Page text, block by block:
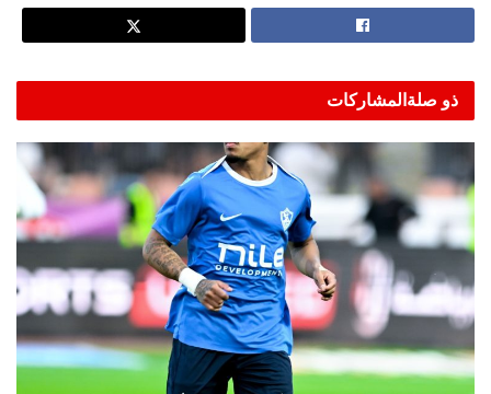
ذو صلةالمشاركات